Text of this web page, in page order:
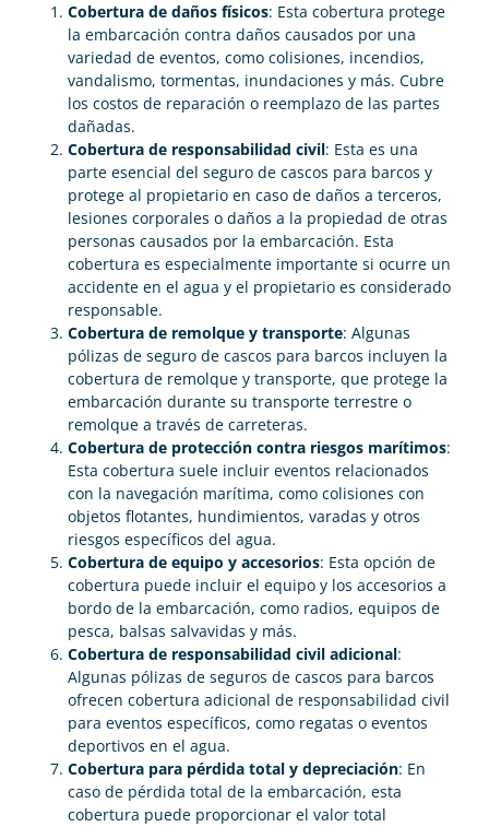
Cobertura de daños físicos: Esta cobertura protege
la embarcación contra daños causados por una
variedad de eventos, como colisiones, incendios,
vandalismo, tormentas, inundaciones y más. Cubre
los costos de reparación o reemplazo de las partes
dañadas.
Cobertura de responsabilidad civil: Esta es una
parte esencial del seguro de cascos para barcos y
protege al propietario en caso de daños a terceros,
lesiones corporales o daños a la propiedad de otras
personas causados por la embarcación. Esta
cobertura es especialmente importante si ocurre un
accidente en el agua y el propietario es considerado
responsable.
Cobertura de remolque y transporte: Algunas
pólizas de seguro de cascos para barcos incluyen la
cobertura de remolque y transporte, que protege la
embarcación durante su transporte terrestre o
remolque a través de carreteras.
Cobertura de protección contra riesgos marítimos:
Esta cobertura suele incluir eventos relacionados
con la navegación marítima, como colisiones con
objetos flotantes, hundimientos, varadas y otros
riesgos específicos del agua.
Cobertura de equipo y accesorios: Esta opción de
cobertura puede incluir el equipo y los accesorios a
bordo de la embarcación, como radios, equipos de
pesca, balsas salvavidas y más.
Cobertura de responsabilidad civil adicional:
Algunas pólizas de seguros de cascos para barcos
ofrecen cobertura adicional de responsabilidad civil
para eventos específicos, como regatas o eventos
deportivos en el agua.
Cobertura para pérdida total y depreciación: En
caso de pérdida total de la embarcación, esta
cobertura puede proporcionar el valor total